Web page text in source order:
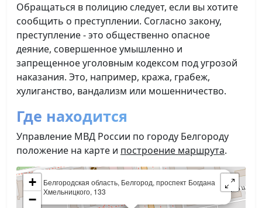
Обращаться в полицию следует, если вы хотите
сообщить о преступлении. Согласно закону,
преступление - это общественно опасное
деяние, совершенное умышленно и
запрещенное уголовным кодексом под угрозой
наказания. Это, например, кража, грабеж,
хулиганство, вандализм или мошенничество.
Где находится
Управление МВД России по городу Белгороду
положение на карте и построение маршрута.
Белгородская область, Белгород, проспект Богдана
Хмельницкого, 133
×
+
−